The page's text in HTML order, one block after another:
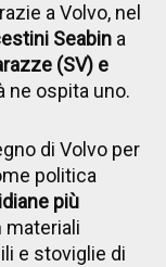
a Volvo, nel
Seabin a
(SV) e
ne ospita uno.
di Volvo per
politica
più
materiali
e stoviglie di